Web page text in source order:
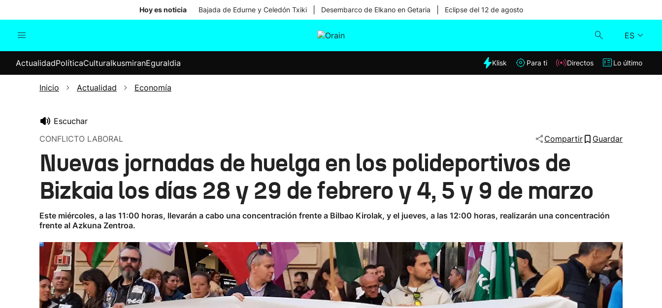
Hoy es noticia Bajada de Edurne y Celedón Txiki Desembarco de Elkano en Getaria Eclipse del 12 de agosto
ES
Internacional
Elecciones
Klisk
ActualidadPolíticaCulturaIkusmiranEguraldia Klisk Para ti Directos Lo último
Inicio Actualidad Economía
Escuchar
CONFLICTO LABORAL
Compartir Guardar
Nuevas jornadas de huelga en los polideportivos de
Bizkaia los días 28 y 29 de febrero y 4, 5 y 9 de marzo
Este miércoles, a las 11:00 horas, llevarán a cabo una concentración frente a Bilbao Kirolak, y el jueves, a las 12:00 horas, realizarán una concentración
frente al Azkuna Zentroa.